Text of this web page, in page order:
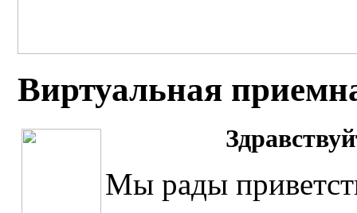
Виртуальная
Здравст
Мы рады